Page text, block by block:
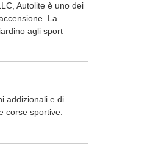
Autolite è uno dei
La
agli sport
addizionali e di
corse sportive.